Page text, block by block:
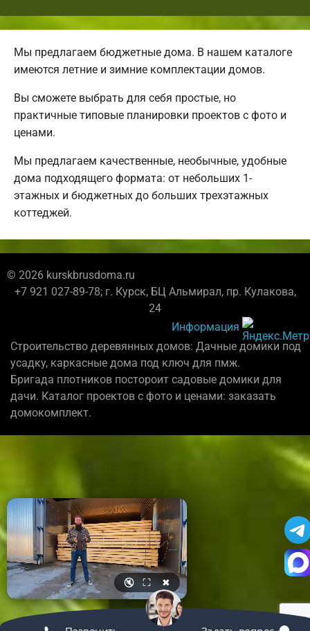
Мы предлагаем бюджетные дома. В нашем каталоге
имеются летние и зимние комплектации домов.
Вы сможете выбрать для себя простые, но
практичные типовые планировки проектов с фото и
ценами.
Мы предлагаем качественные, необычные, удобные
дома подходящего формата: от небольших 1-
этажных и бюджетных до больших трехэтажных
коттеджей.
© 2026 kurskbrusdoma.ru
+7 921 027-89-78; г. Курск, БЦ Альмирал, пр. Кулакова,
24
Информация
Строительство деревянных домов: Дачные домики под
усадку, каркасные дома под ключ для пмж.
Бригада плотников постороит садовые домики для
дачи. Каталог проектов с фото и ценами: заказать
домокомплект.
🔇 ⛶ ✖